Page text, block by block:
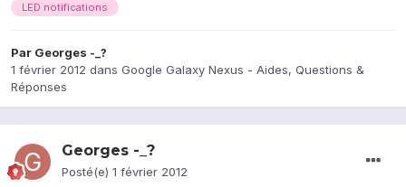
LED notifications
Par Georges -_?
1 février 2012 dans Google Galaxy Nexus - Aides, Questions &
Réponses
Georges -_?
Posté(e) 1 février 2012